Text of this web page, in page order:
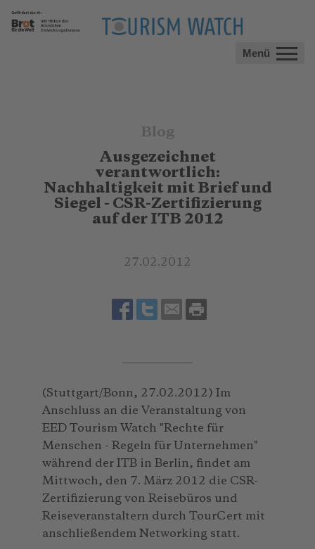
Menü
Blog
Ausgezeichnet
verantwortlich:
Nachhaltigkeit mit Brief und
Siegel - CSR-Zertifizierung
auf der ITB 2012
27.02.2012
(Stuttgart/Bonn, 27.02.2012) Im
Anschluss an die Veranstaltung von
EED Tourism Watch "Rechte für
Menschen - Regeln für Unternehmen"
während der ITB in Berlin, findet am
Mittwoch, den 7. März 2012 die CSR-
Zertifizierung von Reisebüros und
Reiseveranstaltern durch TourCert mit
anschließendem Networking statt.